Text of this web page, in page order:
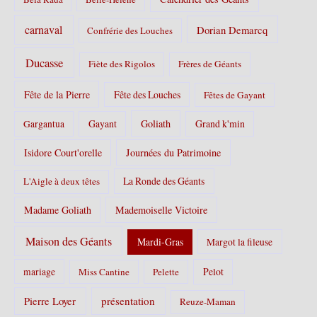
carnaval Confrérie des Louches Dorian Demarcq
Ducasse Fiète des Rigolos Frères de Géants
Fête de la Pierre Fête des Louches Fêtes de Gayant
Gargantua Gayant Goliath Grand k'min
Isidore Court'orelle Journées du Patrimoine
L'Aigle à deux têtes La Ronde des Géants
Madame Goliath Mademoiselle Victoire
Maison des Géants Mardi-Gras Margot la fileuse
mariage Miss Cantine Pelette Pelot
Pierre Loyer présentation Reuze-Maman